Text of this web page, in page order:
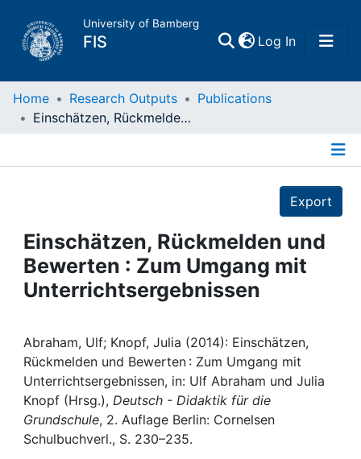
University of Bamberg
FIS Log In(current)
Home
Projects
People
Awards
My FIS
Help
Home Research Outputs
Publications
Einschätzen, Rückmelden und Bewerten : Zum Umgang mit Unterrichtsergebnissen
Export
Einschätzen, Rückmelden und
Bewerten : Zum Umgang mit
Unterrichtsergebnissen
Abraham, Ulf; Knopf, Julia (2014): Einschätzen,
Rückmelden und Bewerten : Zum Umgang mit
Unterrichtsergebnissen, in: Ulf Abraham und Julia
Knopf (Hrsg.), Deutsch - Didaktik für die
Grundschule, 2. Auflage Berlin: Cornelsen
Schulbuchverl., S. 230–235.